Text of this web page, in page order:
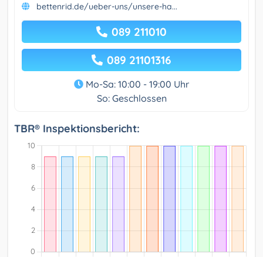
bettenrid.de/ueber-uns/unsere-ha...
089 211010
089 21101316
Mo-Sa: 10:00 - 19:00 Uhr
So: Geschlossen
TBR® Inspektionsbericht: